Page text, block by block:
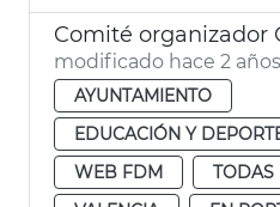
Comité organizador
modificado hace 2 años
AYUNTAMIENTO
EDUCACIÓN Y
WEB FDM
TODAS